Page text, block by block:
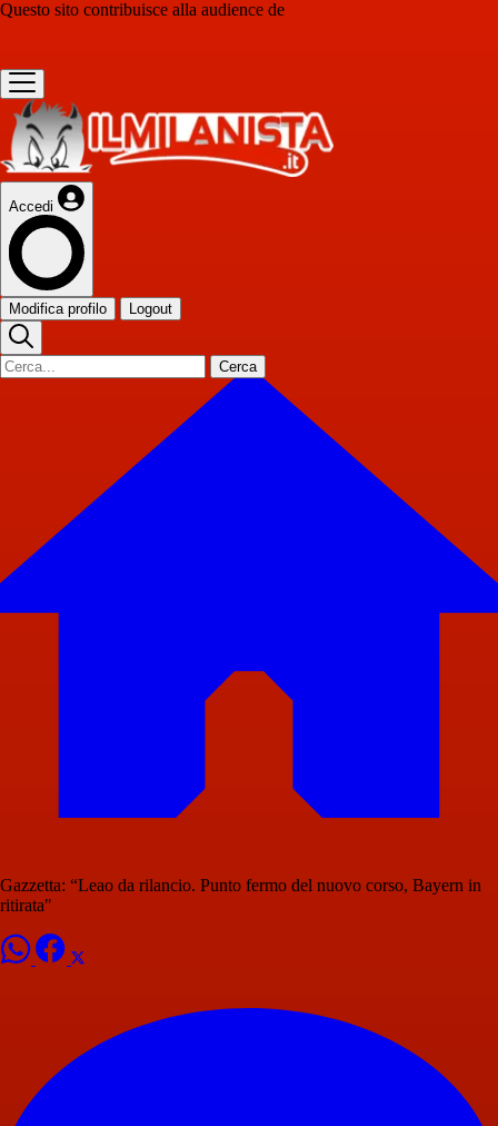
Questo sito contribuisce alla audience de
Accedi
Modifica profilo Logout
Cerca
Gazzetta: “Leao da rilancio. Punto fermo del nuovo corso, Bayern in
ritirata"